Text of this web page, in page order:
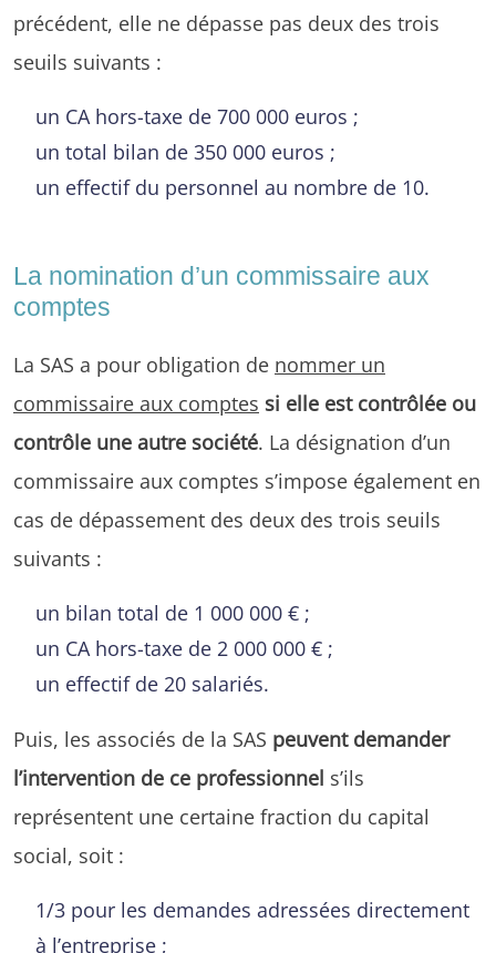
précédent, elle ne dépasse pas deux des trois
seuils suivants :
un CA hors-taxe de 700 000 euros ;
un total bilan de 350 000 euros ;
un effectif du personnel au nombre de 10.
La nomination d’un commissaire aux
comptes
La SAS a pour obligation de nommer un
commissaire aux comptes si elle est contrôlée ou
contrôle une autre société. La désignation d’un
commissaire aux comptes s’impose également en
cas de dépassement des deux des trois seuils
suivants :
un bilan total de 1 000 000 € ;
un CA hors-taxe de 2 000 000 € ;
un effectif de 20 salariés.
Puis, les associés de la SAS peuvent demander
l’intervention de ce professionnel s’ils
représentent une certaine fraction du capital
social, soit :
1/3 pour les demandes adressées directement
à l’entreprise ;